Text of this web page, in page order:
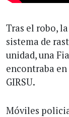
Tras el robo,
sistema de
unidad, una
encontraba
GIRSU.
Móviles